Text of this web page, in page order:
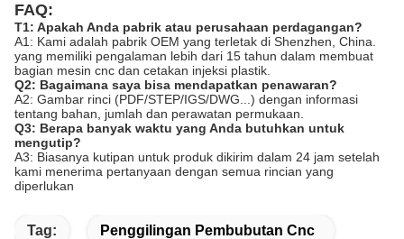
FAQ:
T1: Apakah Anda pabrik atau perusahaan perdagangan?
A1: Kami adalah pabrik OEM yang terletak di Shenzhen, China.
yang memiliki pengalaman lebih dari 15 tahun dalam membuat
bagian mesin cnc dan cetakan injeksi plastik.
Q2: Bagaimana saya bisa mendapatkan penawaran?
A2: Gambar rinci (PDF/STEP/IGS/DWG...) dengan informasi
tentang bahan, jumlah dan perawatan permukaan.
Q3: Berapa banyak waktu yang Anda butuhkan untuk
mengutip?
A3: Biasanya kutipan untuk produk dikirim dalam 24 jam setelah
kami menerima pertanyaan dengan semua rincian yang
diperlukan
Tag: Penggilingan Pembubutan Cnc